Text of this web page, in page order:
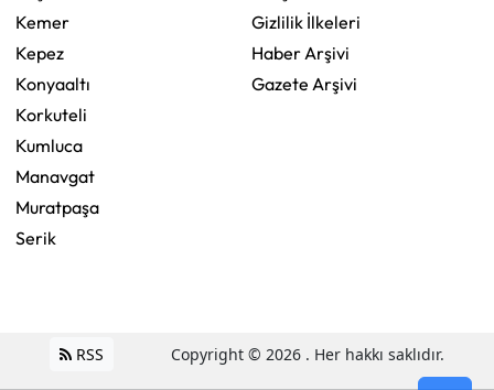
Kemer
Kepez
Konyaaltı
Korkuteli
Kumluca
Manavgat
Muratpaşa
Serik
Gizlilik İlkeleri
Haber Arşivi
Gazete Arşivi
RSS Copyright © 2026 . Her hakkı saklıdır.